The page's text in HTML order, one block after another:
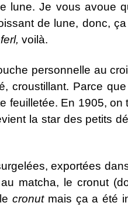
lune. Je vous avoue
de lune, donc,
voilà.
personnelle au
croustillant. Parce
feuilletée. En 1905,
la star des petits
exportées
matcha, le cronut
cronutmais ça a été